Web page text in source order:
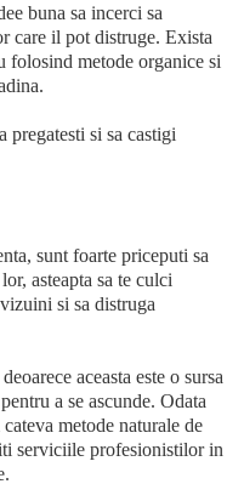
buna sa incerci sa
care il pot distruge. Exista
folosind metode organice si
pregatesti si sa castigi
sunt foarte priceputi sa
asteapta sa te culci
si sa distruga
aceasta este o sursa
a se ascunde. Odata
metode naturale de
serviciile profesionistilor in